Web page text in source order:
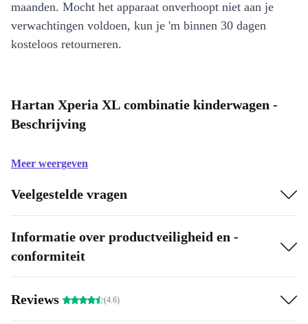
maanden. Mocht het apparaat onverhoopt niet aan je
verwachtingen voldoen, kun je 'm binnen 30 dagen
kosteloos retourneren.
Hartan Xperia XL combinatie kinderwagen -
Beschrijving
Meer weergeven
Veelgestelde vragen
Informatie over productveiligheid en -
conformiteit
Reviews (4.6)